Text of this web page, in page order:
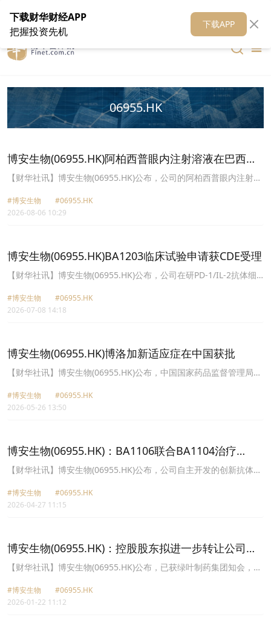
在线客服 关于我们 财华媒体矩阵 财华智库
06955.HK
博安生物(06955.HK)阿柏西普眼内注射溶液在巴西提
交上市许可申请
【财华社讯】博安生物(06955.HK)公布，公司的阿柏西普眼内注射溶
完成提交，拟用于治疗成人新生血管(湿性)年龄相关性黄斑变性
(“nAMD”)和糖尿病性黄斑水肿(“DME”)。
#博安生物
#06955.HK
2026-08-06 10:29
博安生物(06955.HK)BA1203临床试验申请获CDE受理
【财华社讯】博安生物(06955.HK)公布，公司在研PD-1/IL-2抗体细
督管理局药品审评中心“(CDE”)受理。BA1203为公司自主开发的新一
代肿瘤免疫(“IO”)候选药物，拟开发用于多种实体瘤的治疗。据公司
#博安生物
#06955.HK
2026-07-08 14:18
博安生物(06955.HK)博洛加新适应症在中国获批
【财华社讯】博安生物(06955.HK)公布，中国国家药品监督管理局已
实体肿瘤骨转移患者或多发性骨髓瘤患者的治疗，以延迟或降低骨相
关事件(病理性骨折、脊髓压迫、骨放疗或骨手术)的发生风险。博洛
疗骨巨细胞瘤。公司亦在加快推进博洛加®在全球更多国家和地区的
上市进程。当前，博洛加®已顺利完成在欧洲、美国、日本开展的国
际多中心III期临床试验，其在英国的上市申请也在审评中。公司计划
#博安生物
#06955.HK
2026-05-26 13:50
博安生物(06955.HK)：BA1106联合BA1104治疗
NSCLC的Ⅱ期临床试验申请获受理
​【财华社讯】博安生物(06955.HK)公布，公司自主开发的创新抗体
抗)用于非小细胞肺癌(NSCLC)一线和二线治疗的Ⅱ期临床试验申请，
已于近日获得国家药品监督管理局药品审评中心(CDE)受理。
#博安生物
#06955.HK
2026-04-27 11:15
博安生物(06955.HK)：控股股东拟进一步转让公司
3850万股H股
【财华社讯】博安生物(06955.HK)公布，已获绿叶制药集团知会，根
司山东绿叶制药有限公司于2026年1月22日向发行人进一步于市场转
让3850万股H股，作为拟议转让的一部分。董事会预计该等转让不会
#博安生物
#06955.HK
2026-01-22 11:12
下载财华财经APP
把握投资先机
下载APP